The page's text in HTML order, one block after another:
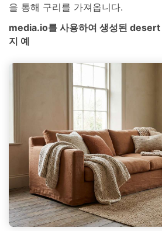
을 통해 구리를 가져옵니다.
media.io를 사용하여 생성된
지 예